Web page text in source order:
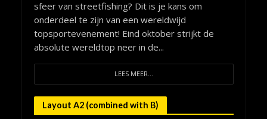
sfeer van streetfishing? Dit is je kans om
onderdeel te zijn van een wereldwijd
topsportevenement! Eind oktober strijkt de
absolute wereldtop neer in de...
LEES MEER...
Layout A2 (combined with B)